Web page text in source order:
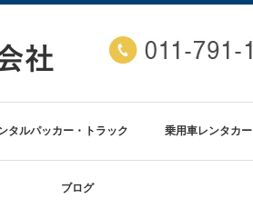
タルパッカー・トラック 乗用車レンタカー
ブログ